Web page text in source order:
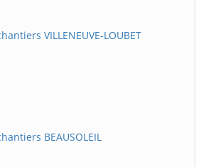
VILLENEUVE-LOUBET
BEAUSOLEIL